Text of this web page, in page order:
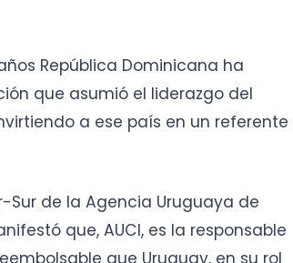
República Dominicana ha
que asumió el liderazgo del
a ese país en un referente
Sur de la Agencia Uruguaya de
que, AUCI, es la responsable
que Uruguay, en su rol